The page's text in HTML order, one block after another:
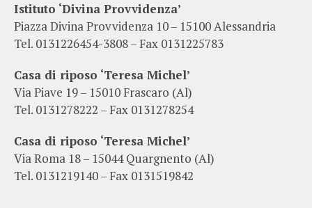
Istituto ‘Divina Provvidenza’
Piazza Divina Provvidenza 10 – 15100 Alessandria
Tel. 0131226454-3808 – Fax 0131225783
Casa di riposo ‘Teresa Michel’
Via Piave 19 – 15010 Frascaro (Al)
Tel. 0131278222 – Fax 0131278254
Casa di riposo ‘Teresa Michel’
Via Roma 18 – 15044 Quargnento (Al)
Tel. 0131219140 – Fax 0131519842